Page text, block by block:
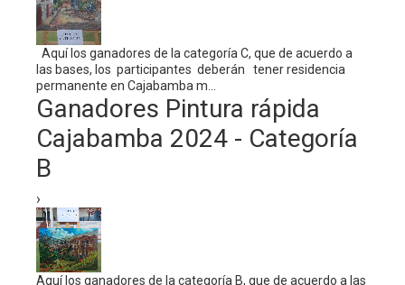
Aquí los ganadores de la categoría C, que de acuerdo a
las bases, los participantes deberán tener residencia
permanente en Cajabamba m...
Ganadores Pintura rápida
Cajabamba 2024 - Categoría
B
›
Aquí los ganadores de la categoría B, que de acuerdo a las